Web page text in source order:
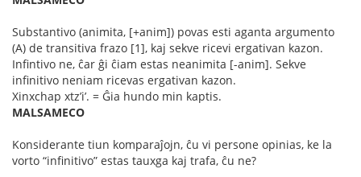
Substantivo (animita, [+anim]) povas esti aganta argumento
(A) de transitiva frazo [1], kaj sekve ricevi ergativan kazon.
Infintivo ne, ĉar ĝi ĉiam estas neanimita [-anim]. Sekve
infinitivo neniam ricevas ergativan kazon.
Xinxchap xtz’i’. = Ĝia hundo min kaptis.
MALSAMECO
Konsiderante tiun komparaĵojn, ĉu vi persone opinias, ke la
vorto “infinitivo” estas tauxga kaj trafa, ĉu ne?